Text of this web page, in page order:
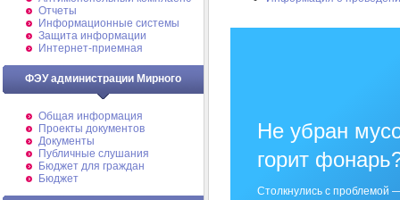
Отчеты
Информационные системы
Защита информации
Интернет-приемная
ФЭУ администрации Мирного
Общая информация
Проекты документов
Документы
Публичные слушания
Бюджет для граждан
Бюджет
Не убран
горит
Столкнулись с проблемой